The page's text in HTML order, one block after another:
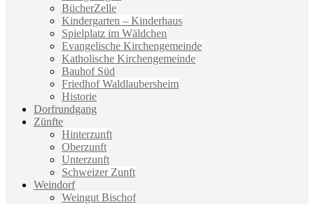
BücherZelle
Kindergarten – Kinderhaus
Spielplatz im Wäldchen
Evangelische Kirchengemeinde
Katholische Kirchengemeinde
Bauhof Süd
Friedhof Waldlaubersheim
Historie
Dorfrundgang
Zünfte
Hinterzunft
Oberzunft
Unterzunft
Schweizer Zunft
Weindorf
Weingut Bischof